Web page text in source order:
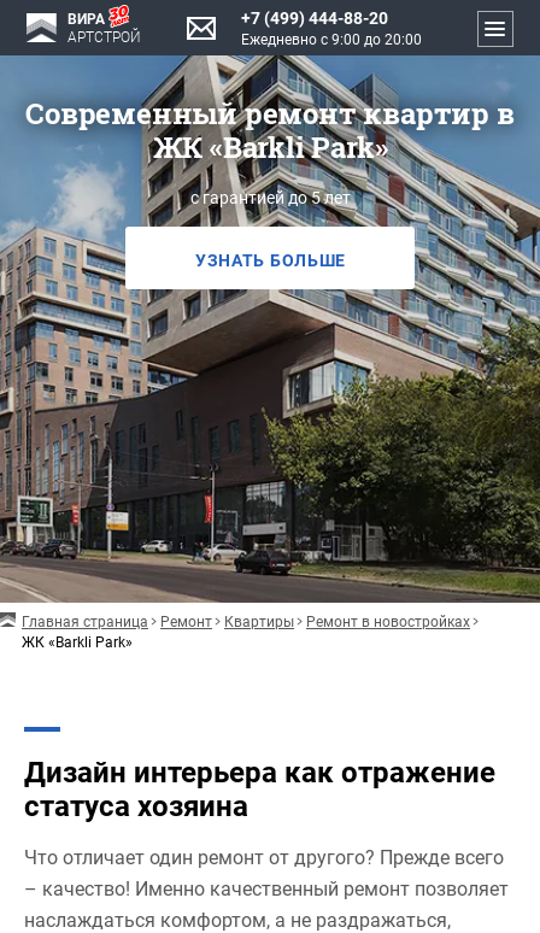
ВИРА
АРТСТРОЙ
+7 (499) 444-88-20
Ежедневно с 9:00 до 20:00
Современный ремонт квартир в
ЖК «Barkli Park»
с гарантией до 5 лет
УЗНАТЬ БОЛЬШЕ
Главная страница Ремонт Квартиры
Ремонт в новостройках
ЖК «Barkli Park»
Дизайн интерьера как отражение
статуса хозяина
Что отличает один ремонт от другого? Прежде всего
– качество! Именно качественный ремонт позволяет
наслаждаться комфортом, а не раздражаться,